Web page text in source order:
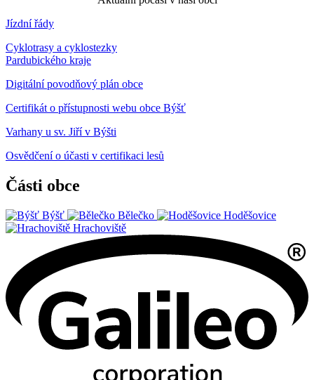
Jízdní řády
Cyklotrasy a cyklostezky
Pardubického kraje
Digitální povodňový plán obce
Certifikát o přístupnosti webu obce Býšť
Varhany u sv. Jiří v Býšti
Osvědčení o účasti v certifikaci lesů
Části obce
Býšť Bělečko
Hoděšovice
Hrachoviště